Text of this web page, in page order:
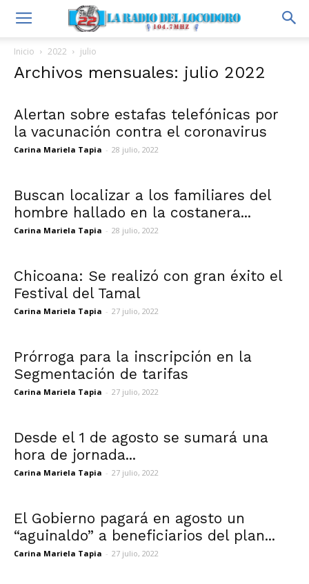
Inicio 2022 julio
Archivos mensuales: julio 2022
Alertan sobre estafas telefónicas por
la vacunación contra el coronavirus
Carina Mariela Tapia - 28 julio, 2022
Buscan localizar a los familiares del
hombre hallado en la costanera...
Carina Mariela Tapia - 28 julio, 2022
Chicoana: Se realizó con gran éxito el
Festival del Tamal
Carina Mariela Tapia - 27 julio, 2022
Prórroga para la inscripción en la
Segmentación de tarifas
Carina Mariela Tapia - 27 julio, 2022
Desde el 1 de agosto se sumará una
hora de jornada...
Carina Mariela Tapia - 27 julio, 2022
El Gobierno pagará en agosto un
“aguinaldo” a beneficiarios del plan...
Carina Mariela Tapia - 27 julio, 2022